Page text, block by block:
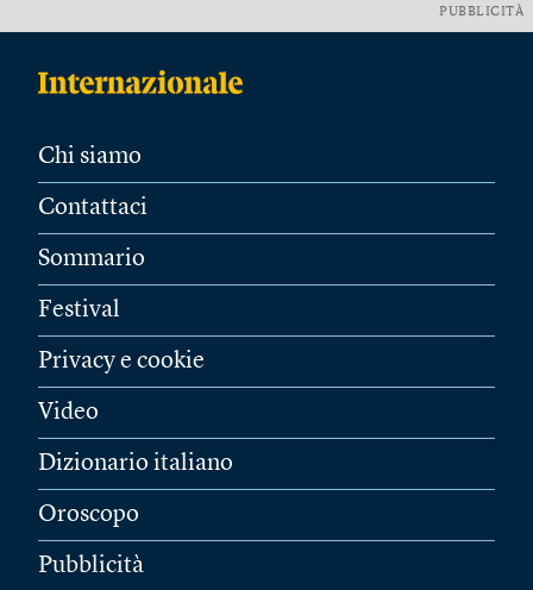
PUBBLICITÀ
Chi siamo
Contattaci
Sommario
Festival
Privacy e cookie
Video
Dizionario italiano
Oroscopo
Pubblicità